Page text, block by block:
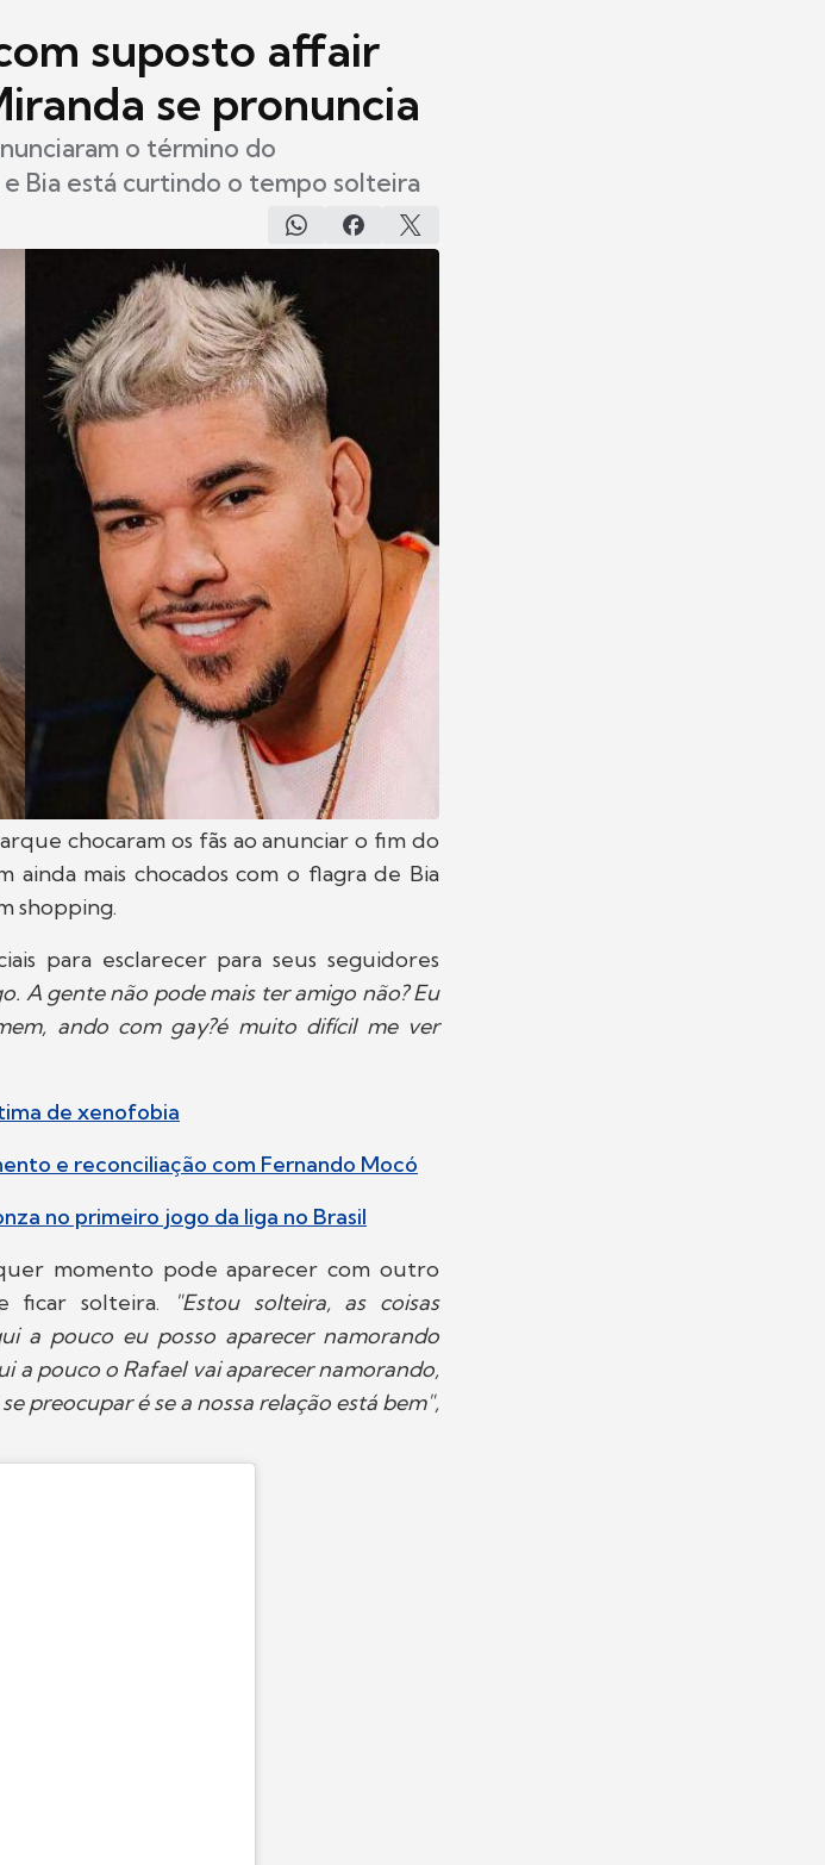
suposto affair
se pronuncia
o término do
Bia está curtindo o tempo solteira
chocaram os fãs ao anunciar o fim do
ainda mais chocados com o flagra de Bia
shopping.
para esclarecer para seus seguidores
A gente não pode mais ter amigo não? Eu
ando com gay?é muito difícil me ver
de xenofobia
e reconciliação com Fernando Mocó
no primeiro jogo da liga no Brasil
momento pode aparecer com outro
ficar solteira. "Estou solteira, as coisas
a pouco eu posso aparecer namorando
a pouco o Rafael vai aparecer namorando,
preocupar é se a nossa relação está bem",